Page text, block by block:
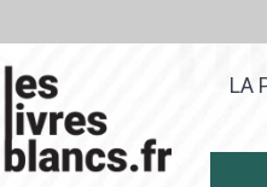
LA